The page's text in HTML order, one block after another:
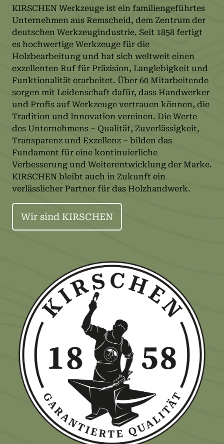
KIRSCHEN Werkzeuge ist ein familiengeführtes
Unternehmen aus Remscheid, dem Zentrum der
deutschen Werkzeugindustrie. Seit 1858 fertigt
es hochwertige Werkzeuge für die
Holzbearbeitung und hat sich weltweit einen
exzellenten Ruf für Präzision, Langlebigkeit und
Funktionalität erarbeitet. Über 60 Mitarbeitende
sorgen mit Leidenschaft dafür, dass Handwerker
und Profis auf Werkzeuge vertrauen können, die
Tradition und Innovation vereinen. Die Werte
des Unternehmens – Qualität, Zuverlässigkeit,
Transparenz und Exzellenz – bilden das
Fundament für eine kontinuierliche
Verbesserung und Weiterentwicklung der Marke.
KIRSCHEN bleibt auch in Zukunft ein
verlässlicher Partner für das Holzhandwerk.
Wir sind KIRSCHEN